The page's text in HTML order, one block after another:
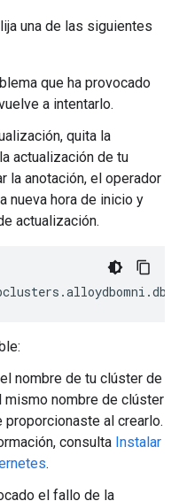
una de las siguientes
que ha provocado
a intentarlo.
quita la
actualización de tu
la anotación, el operador
nueva hora de inicio y
actualización.
nombre de tu clúster de
nombre de clúster
al crearlo.
consulta Instalar
.
el fallo de la